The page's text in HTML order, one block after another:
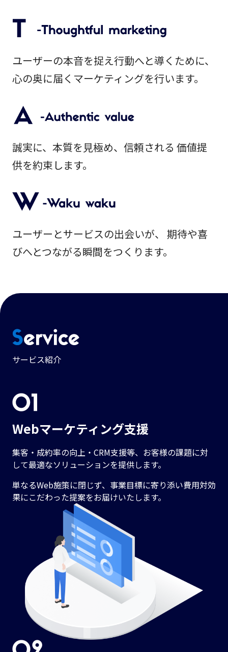
ユーザーの本音を捉え行動へと導くために、
心の奥に届くマーケティングを行います。
誠実に、本質を見極め、信頼される 価値提
供を約束します。
ユーザーとサービスの出会いが、 期待や喜
びへとつながる瞬間をつくります。
サービス紹介
Webマーケティング支援
集客・成約率の向上・CRM支援等、お客様の課題に対
して最適なソリューションを提供します。
単なるWeb施策に閉じず、事業目標に寄り添い費用対効
果にこだわった提案をお届けいたします。